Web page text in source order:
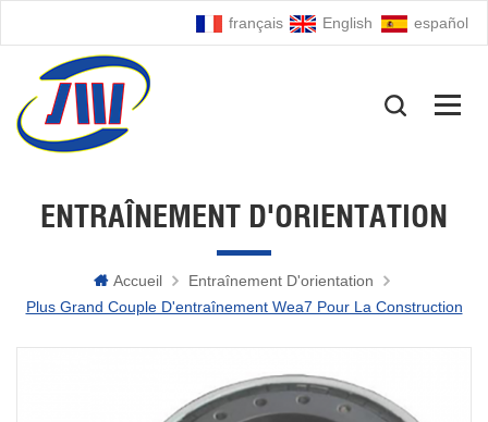
français English español
ENTRAÎNEMENT D'ORIENTATION
Accueil
Entraînement D'orientation
Plus Grand Couple D'entraînement Wea7 Pour La Construction